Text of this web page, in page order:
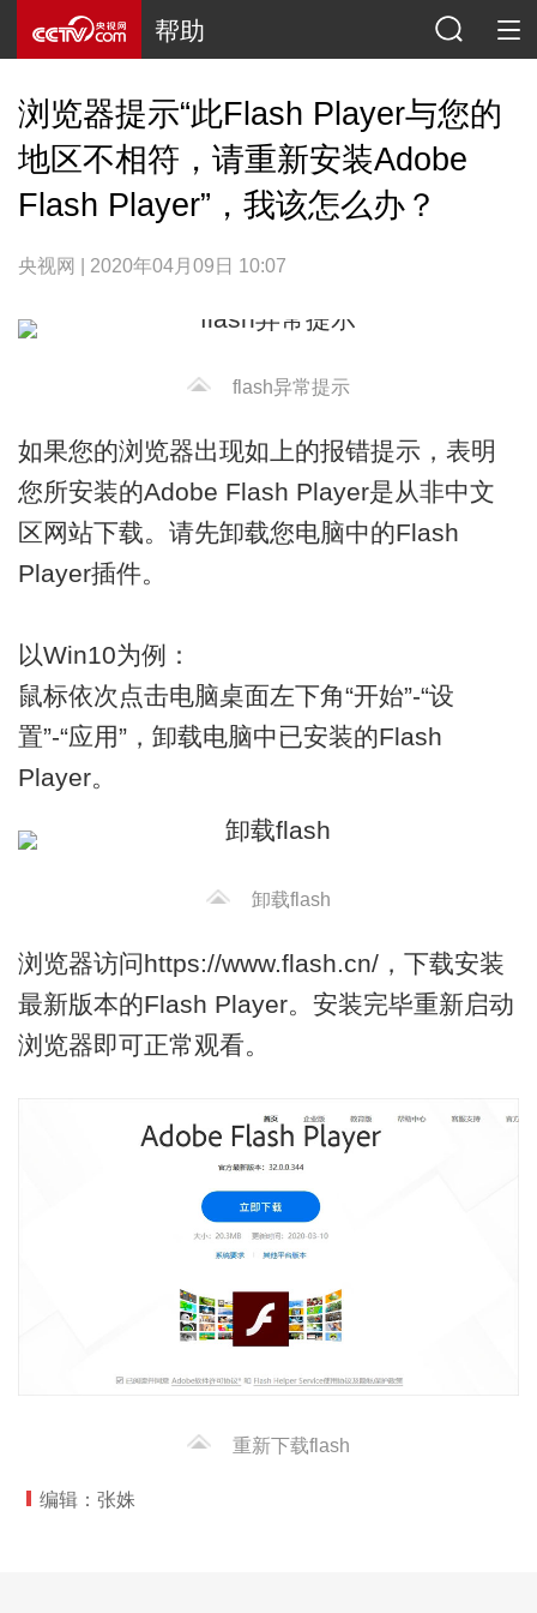
帮助
浏览器提示“此Flash Player与您的
地区不相符，请重新安装Adobe
Flash Player”，我该怎么办？
央视网 | 2020年04月09日 10:07
flash异常提示
如果您的浏览器出现如上的报错提示，表明
您所安装的Adobe Flash Player是从非中文
区网站下载。请先卸载您电脑中的Flash
Player插件。
以Win10为例：
鼠标依次点击电脑桌面左下角“开始”-“设
置”-“应用”，卸载电脑中已安装的Flash
Player。
卸载flash
浏览器访问https://www.flash.cn/，下载安装
最新版本的Flash Player。安装完毕重新启动
浏览器即可正常观看。
重新下载flash
编辑：张姝